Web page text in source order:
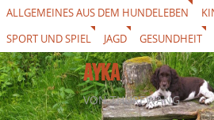
ALLGEMEINES AUS DEM HUNDELEBEN
SPORT UND SPIEL
JAGD GESUNDHEIT
AYKA
VON THUREWANG